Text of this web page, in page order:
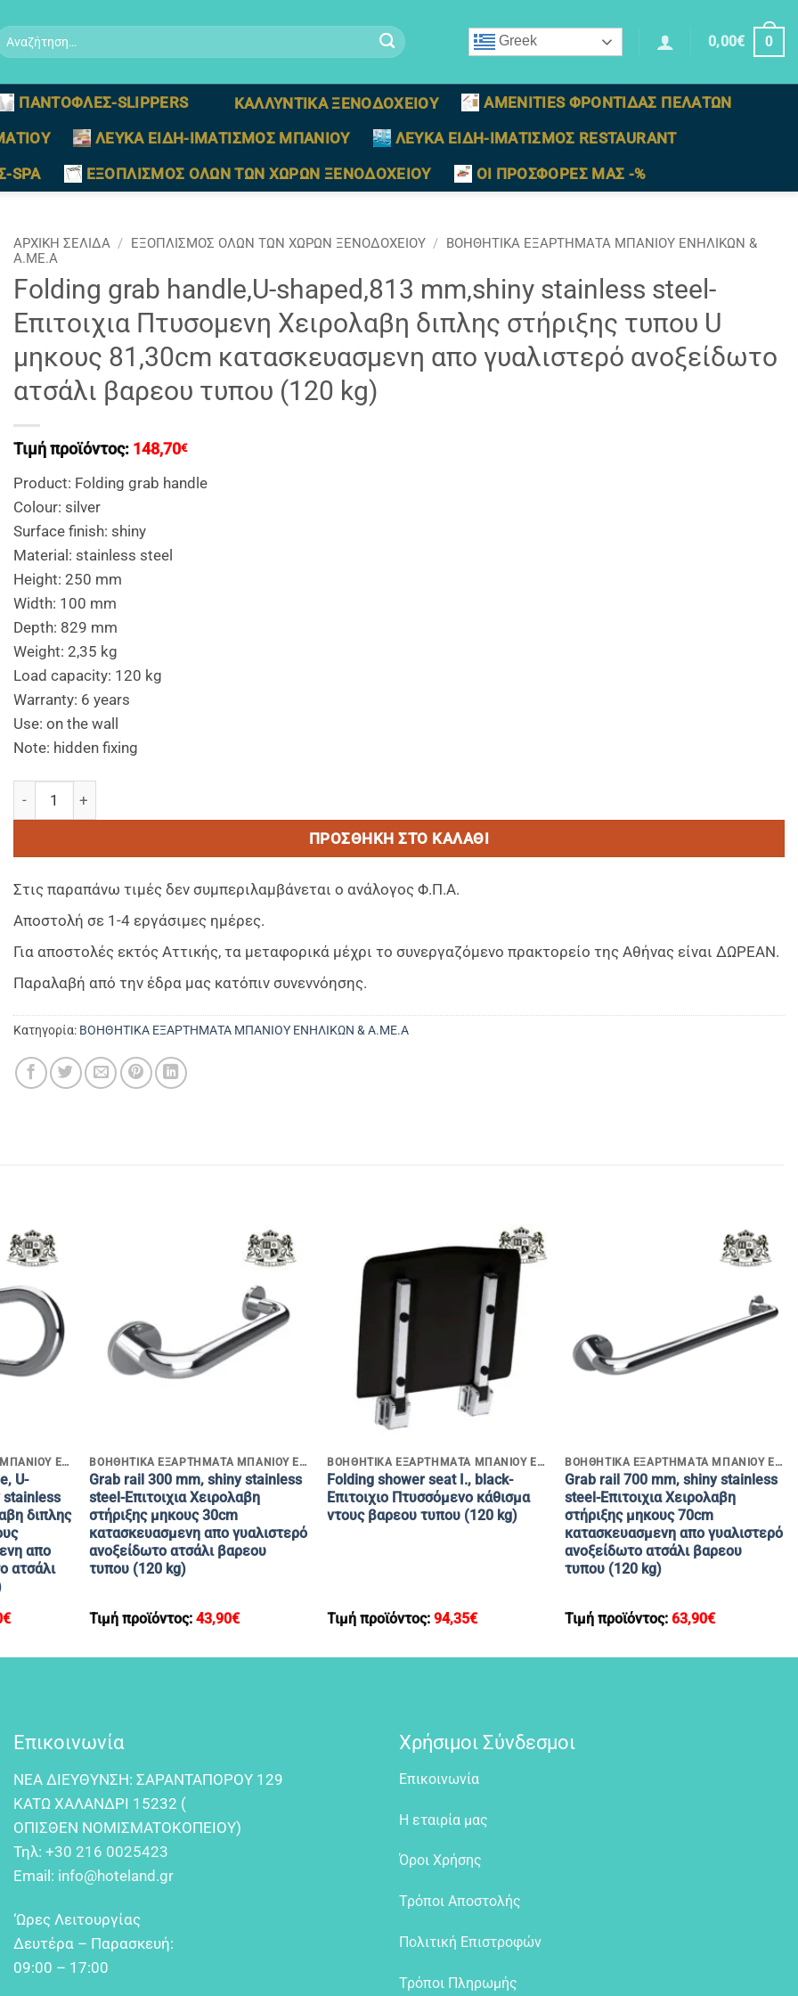
Greek 0,00€ 0
ΠΑΝΤΟΦΛΕΣ-SLIPPERS ΚΑΛΛΥΝΤΙΚΑ ΞΕΝΟΔΟΧΕΙΟΥ
AMENITIES ΦΡΟΝΤΙΔΑΣ ΠΕΛΑΤΩΝ
ΛΕΥΚΑ ΕΙΔΗ-ΙΜΑΤΙΣΜΟΣ ΜΠΑΝΙΟΥ
ΛΕΥΚΑ ΕΙΔΗ-ΙΜΑΤΙΣΜΟΣ RESTAURANT
SPA
ΕΞΟΠΛΙΣΜΟΣ ΟΛΩΝ ΤΩΝ ΧΩΡΩΝ ΞΕΝΟΔΟΧΕΙΟΥ ΟΙ ΠΡΟΣΦΟΡΕΣ ΜΑΣ -%
ΑΡΧΙΚΉ ΣΕΛΊΔΑ / ΕΞΟΠΛΙΣΜΟΣ ΟΛΩΝ ΤΩΝ ΧΩΡΩΝ ΞΕΝΟΔΟΧΕΙΟΥ / ΒΟΗΘΗΤΙΚΑ ΕΞΑΡΤΗΜΑΤΑ ΜΠΑΝΙΟΥ ΕΝΗΛΙΚΩΝ &
Α.ΜΕ.Α
Folding grab handle,U-shaped,813 mm,shiny stainless steel-
Επιτοιχια Πτυσομενη Χειρολαβη διπλης στήριξης τυπου U
μηκους 81,30cm κατασκευασμενη απο γυαλιστερό ανοξείδωτο
ατσάλι βαρεου τυπου (120 kg)
Τιμή προϊόντος: 148,70€
Product: Folding grab handle
Colour: silver
Surface finish: shiny
Material: stainless steel
Height: 250 mm
Width: 100 mm
Depth: 829 mm
Weight: 2,35 kg
Load capacity: 120 kg
Warranty: 6 years
Use: on the wall
Note: hidden fixing
Folding grab handle,U-shaped,813 mm,shiny stainless steel-Επιτοιχια Πτυσομενη Χειρολαβη διπλης στήριξης τυπου
ΠΡΟΣΘΉΚΗ ΣΤΟ ΚΑΛΆΘΙ
Στις παραπάνω τιμές δεν συμπεριλαμβάνεται ο ανάλογος Φ.Π.Α.
Αποστολή σε 1-4 εργάσιμες ημέρες.
Για αποστολές εκτός Αττικής, τα μεταφορικά μέχρι το συνεργαζόμενο πρακτορείο της Αθήνας είναι ΔΩΡΕΑΝ.
Παραλαβή από την έδρα μας κατόπιν συνεννόησης.
Κατηγορία: ΒΟΗΘΗΤΙΚΑ ΕΞΑΡΤΗΜΑΤΑ ΜΠΑΝΙΟΥ ΕΝΗΛΙΚΩΝ & Α.ΜΕ.Α
ΒΟΗΘΗΤΙΚΑ ΕΞΑΡΤΗΜΑΤΑ ΜΠΑΝΙΟΥ ΕΝΗΛΙΚΩΝ & Α.ΜΕ.Α
U-
stainless
διπλης
απο
ατσάλι
€
ΒΟΗΘΗΤΙΚΑ ΕΞΑΡΤΗΜΑΤΑ ΜΠΑΝΙΟΥ ΕΝΗΛΙΚΩΝ & Α.ΜΕ.Α
Grab rail 300 mm, shiny stainless
steel-Επιτοιχια Χειρολαβη
στήριξης μηκους 30cm
κατασκευασμενη απο γυαλιστερό
ανοξείδωτο ατσάλι βαρεου
τυπου (120 kg)
Τιμή προϊόντος:43,90€
ΒΟΗΘΗΤΙΚΑ ΕΞΑΡΤΗΜΑΤΑ ΜΠΑΝΙΟΥ ΕΝΗΛΙΚΩΝ & Α.ΜΕ.Α
Folding shower seat I., black-
Επιτοιχιο Πτυσσόμενο κάθισμα
ντους βαρεου τυπου (120 kg)
Τιμή προϊόντος:94,35€
ΒΟΗΘΗΤΙΚΑ ΕΞΑΡΤΗΜΑΤΑ ΜΠΑΝΙΟΥ ΕΝΗΛΙΚΩΝ & Α.ΜΕ.Α
Grab rail 700 mm, shiny stainless
steel-Επιτοιχια Χειρολαβη
στήριξης μηκους 70cm
κατασκευασμενη απο γυαλιστερό
ανοξείδωτο ατσάλι βαρεου
τυπου (120 kg)
Τιμή προϊόντος: 63,90€
Επικοινωνία
NEA ΔIEYΘYNΣH: ΣAPANTAΠOPOY 129
KATΩ XAΛANΔPI 15232 (
OΠIΣΘEN NOMIΣMATOKOΠEIOY)
Τηλ: +30 216 0025423
Email: info@hoteland.gr
‘Ωρες Λειτουργίας
Δευτέρα – Παρασκευή:
09:00 – 17:00
Χρήσιμοι Σύνδεσμοι
Επικοινωνία
Η εταιρία μας
Όροι Χρήσης
Τρόποι Αποστολής
Πολιτική Επιστροφών
Τρόποι Πληρωμής